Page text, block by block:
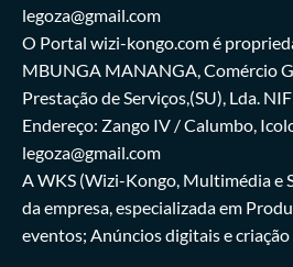
legoza@gmail.com
O Portal wizi-kongo.com é
MBUNGA MANANGA, Comércio
Prestação de Serviços,(SU), Lda.
Endereço: Zango IV / Calumbo,
legoza@gmail.com
A WKS (Wizi-Kongo, Multimédia e
da empresa, especializada em
eventos; Anúncios digitais e